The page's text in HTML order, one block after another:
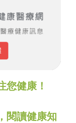
您健康！
閱讀健康知